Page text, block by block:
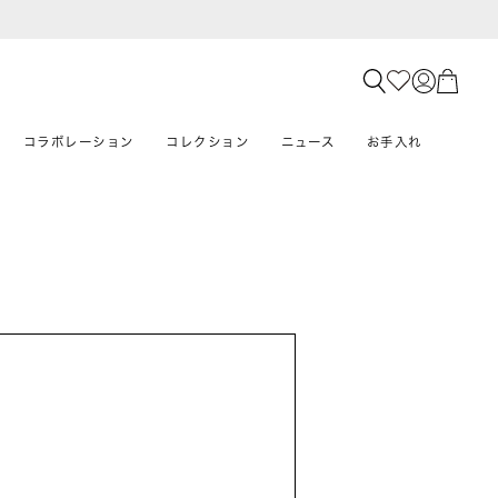
コラボレーション コレクション ニュース お手入れ